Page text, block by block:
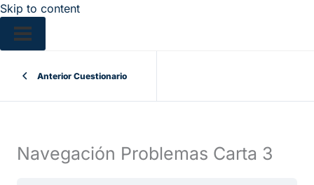
Skip to content
Anterior Cuestionario
Navegación Problemas Carta 3